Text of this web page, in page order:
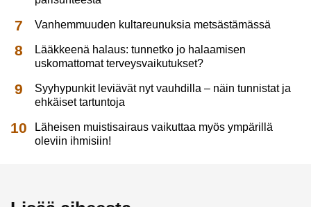
Vanhemmuuden kultareunuksia metsästämässä
Lääkkeenä halaus: tunnetko jo halaamisen
uskomattomat terveysvaikutukset?
Syyhypunkit leviävät nyt vauhdilla – näin tunnistat ja
ehkäiset tartuntoja
Läheisen muistisairaus vaikuttaa myös ympärillä
oleviin ihmisiin!